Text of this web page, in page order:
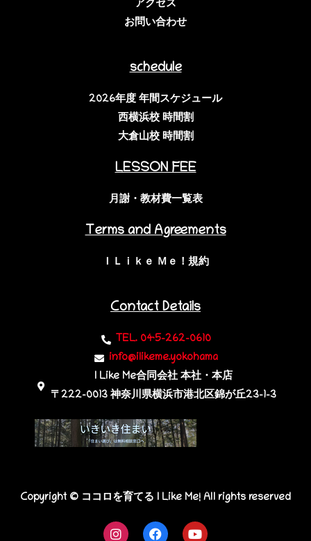
Contact Details
TEL. 045-262-0610
info@ilikeme.yokohama
I Like Me合同会社 本社・本店
〒222-0013 神奈川県横浜市港北区錦が丘23-1-3​
schedule
2026年度 年間スケジュール
西横浜校 時間割
大倉山校 時間割
LESSON FEE
月謝・教材費一覧表
Terms and Agreements
ＩＬｉｋｅ Ｍｅ！規約
アクセス
お問い合わせ
Copyright © ココロを育てる I Like Me! All rights reserved
I
F
Y